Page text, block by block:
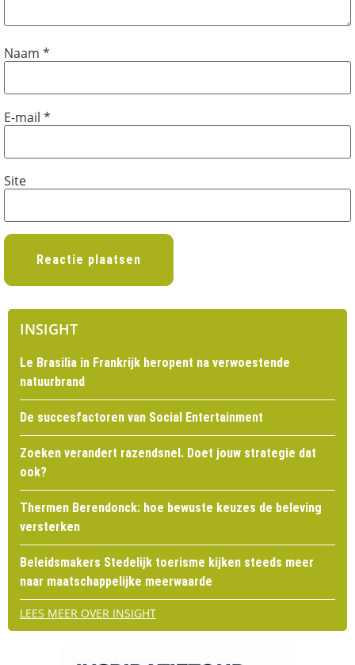
Naam *
E-mail *
Site
INSIGHT
Le Brasilia in Frankrijk heropent na verwoestende
natuurbrand
De succesfactoren van Social Entertainment
Zoeken verandert razendsnel. Doet jouw strategie dat
ook?
Thermen Berendonck: hoe bewuste keuzes de beleving
versterken
Beleidsmakers Stedelijk toerisme kijken steeds meer
naar maatschappelijke meerwaarde
LEES MEER OVER INSIGHT